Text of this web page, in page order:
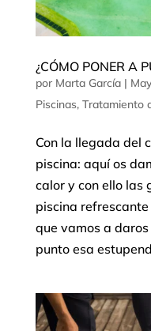
¿CÓMO PONER A
por Marta García|
Piscinas, Tratamiento
Con la llegada del
piscina: aquí os
calor y con ello las
piscina
que vamos a
punto esa